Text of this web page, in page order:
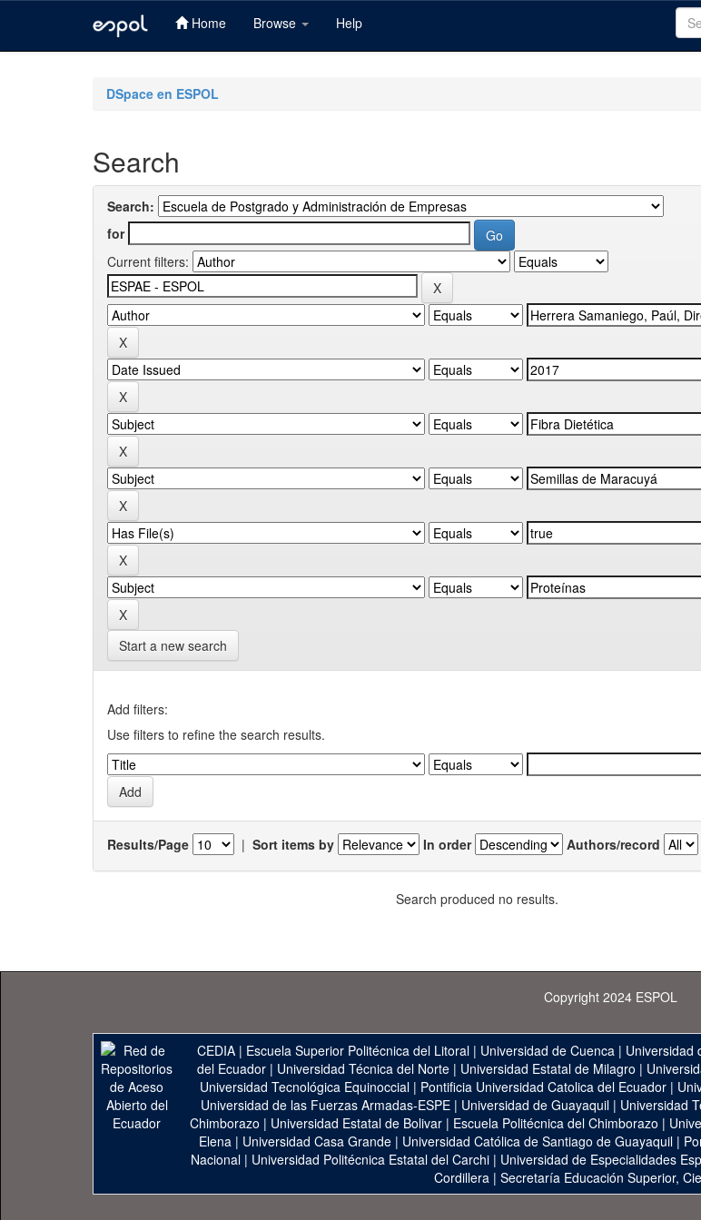
Home Browse Help
DSpace en ESPOL
Search
Search:
for
Current filters:
Start a new search
Add filters:
Use filters to refine the search results.
Results/Page | Sort items by In order Authors/record
Search produced no results.
Copyright 2024 ESPOL
CEDIA | Escuela Superior Politécnica del Litoral | Universidad de Cuenca | Universidad
del Ecuador| Universidad Técnica del Norte| Universidad Estatal de Milagro |
Universidad Tecnológica Equinoccial| Pontificia Universidad Catolica del Ecuador|
Universidad de las Fuerzas Armadas-ESPE | Universidad de Guayaquil | Universidad
Chimborazo | Universidad Estatal de Bolivar| Escuela Politécnica del Chimborazo |
Elena | Universidad Casa Grande | Universidad Católica de Santiago de Guayaquil |
Nacional | Universidad Politécnica Estatal del Carchi | Universidad de Especialidades
Cordillera| Secretaría Educación Superior,